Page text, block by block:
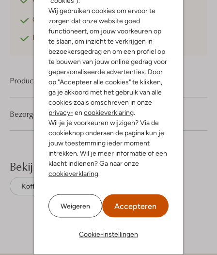
Wij gebruiken cookies om ervoor te
zorgen dat onze website goed
functioneert, om jouw voorkeuren op
te slaan, om inzicht te verkrijgen in
bezoekersgedrag en om een profiel op
te bouwen van jouw online gedrag voor
gepersonaliseerde advertenties. Door
op "Accepteer alle cookies" te klikken,
ga je akkoord met het gebruik van alle
cookies zoals omschreven in onze
privacy- en cookieverklaring.
Wil je je voorkeuren wijzigen? Via de
cookieknop onderaan de pagina kun je
jouw toestemming ieder moment
intrekken. Wil je meer informatie of een
klacht indienen? Ga naar onze
cookieverklaring.
Weigeren Accepteren
Cookie-instellingen
Gratis retournerenbinnen 30 dagen*
Betaal achteraf met Klarna
Product informatie
Bezorgen & retourneren
Bekijk meer
Koffers